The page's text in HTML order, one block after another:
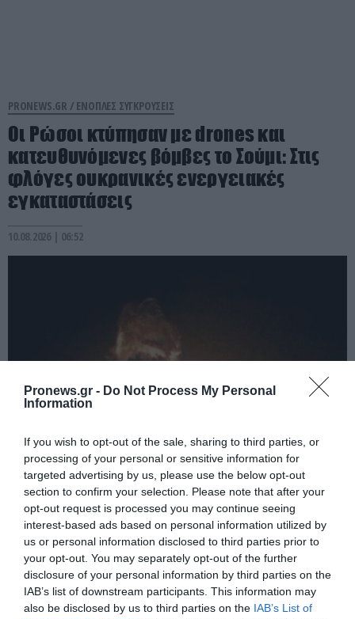
Pronews.gr - Do Not Process My Personal
Information
If you wish to opt-out of the sale, sharing to third parties, or
processing of your personal or sensitive information for
targeted advertising by us, please use the below opt-out
section to confirm your selection. Please note that after your
opt-out request is processed you may continue seeing
interest-based ads based on personal information utilized by
us or personal information disclosed to third parties prior to
your opt-out. You may separately opt-out of the further
disclosure of your personal information by third parties on the
IAB’s list of downstream participants. This information may
also be disclosed by us to third parties on the IAB’s List of
PRONEWS.GR / ΕΝΟΠΛΕΣ ΣΥΓΚΡΟΥΣΕΙΣ
Οι Ρώσοι κτύπησαν με drones και
κατευθυνόμενες βόμβες το Σούμι: Στις
φλόγες ουκρανικές ενεργειακές
εγκαταστάσεις
10.08.2026 | 06:52
PRONEWS.GR /ΕΝΟΠΛΕΣ ΣΥΓΚΡΟΥΣΕΙΣ
11 νεκροί από πλήγματα των Χούθι στις
φιλοδυτικές δυνάμεις στην Υεμένη –
Κτυπήθηκαν πάλι και η Aramco (βίντεο
09.08.2026 | 21:24